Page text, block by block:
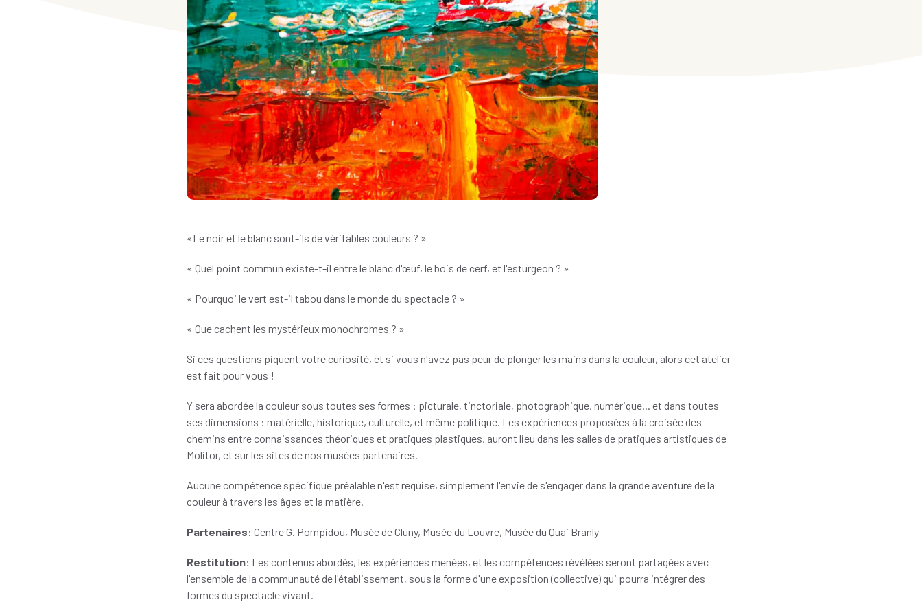
«Le noir et le blanc sont-ils de véritables couleurs ? »
« Quel point commun existe-t-il entre le blanc d'œuf, le bois de cerf, et l'esturgeon ? »
« Pourquoi le vert est-il tabou dans le monde du spectacle ? »
« Que cachent les mystérieux monochromes ? »
Si ces questions piquent votre curiosité, et si vous n'avez pas peur de plonger les mains dans la couleur, alors cet atelier
est fait pour vous !
Y sera abordée la couleur sous toutes ses formes : picturale, tinctoriale, photographique, numérique... et dans toutes
ses dimensions : matérielle, historique, culturelle, et même politique. Les expériences proposées à la croisée des
chemins entre connaissances théoriques et pratiques plastiques, auront lieu dans les salles de pratiques artistiques de
Molitor, et sur les sites de nos musées partenaires.
Aucune compétence spécifique préalable n'est requise, simplement l'envie de s'engager dans la grande aventure de la
couleur à travers les âges et la matière.
Partenaires: Centre G. Pompidou, Musée de Cluny, Musée du Louvre, Musée du Quai Branly
Restitution: Les contenus abordés, les expériences menées, et les compétences révélées seront partagées avec
l'ensemble de la communauté de l'établissement, sous la forme d'une exposition (collective) qui pourra intégrer des
formes du spectacle vivant.